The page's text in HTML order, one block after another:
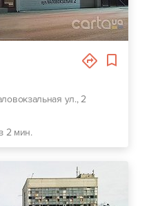
ул., 2
2 мин.